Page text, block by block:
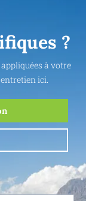
?
à votre
ici.